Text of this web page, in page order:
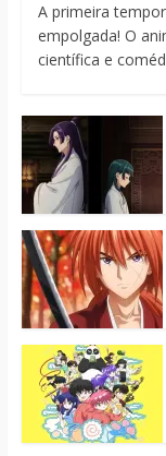
A primeira
empolgada! O
científica e